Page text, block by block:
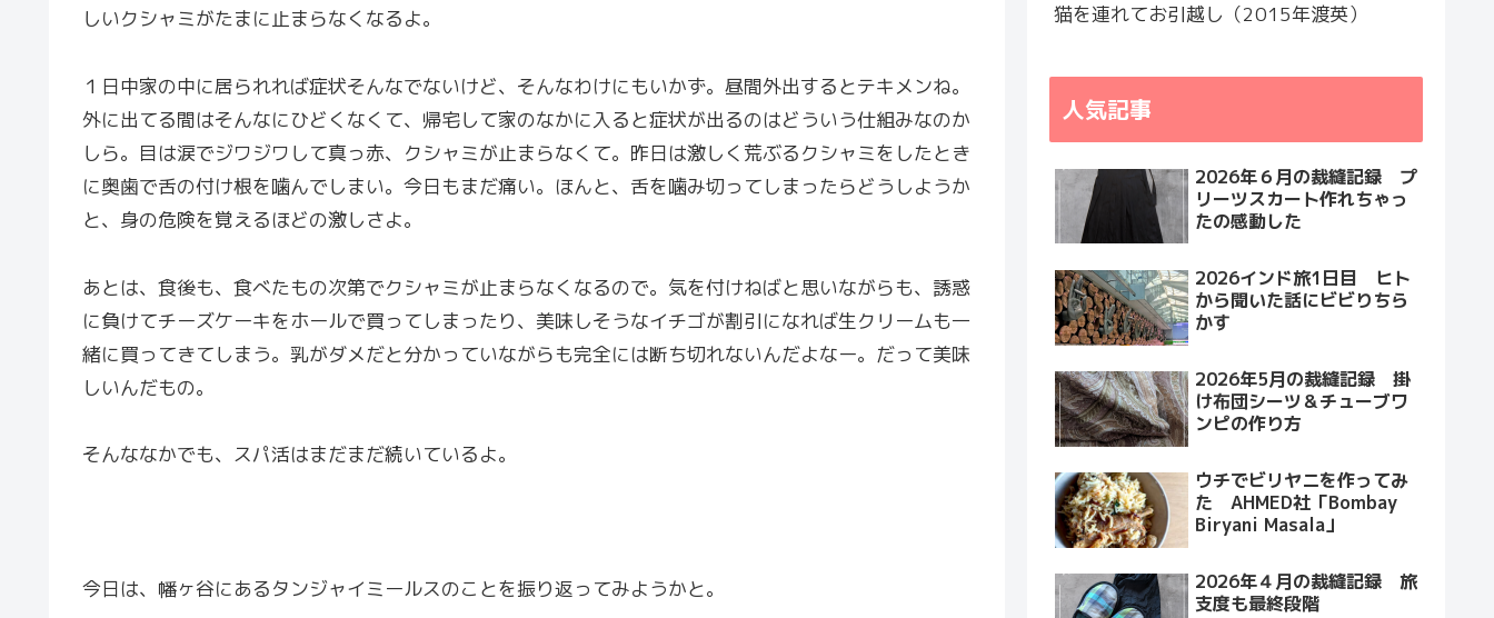
しいクシャミがたまに止まらなくなるよ。
１日中家の中に居られれば症状そんなでないけど、そんなわけにもいかず。昼間外出するとテキメンね。
外に出てる間はそんなにひどくなくて、帰宅して家のなかに入ると症状が出るのはどういう仕組みなのか
しら。目は涙でジワジワして真っ赤、クシャミが止まらなくて。昨日は激しく荒ぶるクシャミをしたとき
に奥歯で舌の付け根を噛んでしまい。今日もまだ痛い。ほんと、舌を噛み切ってしまったらどうしようか
と、身の危険を覚えるほどの激しさよ。
あとは、食後も、食べたもの次第でクシャミが止まらなくなるので。気を付けねばと思いながらも、誘惑
に負けてチーズケーキをホールで買ってしまったり、美味しそうなイチゴが割引になれば生クリームも一
緒に買ってきてしまう。乳がダメだと分かっていながらも完全には断ち切れないんだよなー。だって美味
しいんだもの。
そんななかでも、スパ活はまだまだ続いているよ。
今日は、幡ヶ谷にあるタンジャイミールスのことを振り返ってみようかと。
猫を連れてお引越し（2015年渡英）
人気記事
2026年６月の裁縫記録 プ
リーツスカート作れちゃっ
たの感動した
2026インド旅1日目 ヒト
から聞いた話にビビりちら
かす
2026年5月の裁縫記録 掛
け布団シーツ＆チューブワ
ンピの作り方
ウチでビリヤニを作ってみ
た AHMED社「Bombay
Biryani Masala」
2026年４月の裁縫記録 旅
支度も最終段階